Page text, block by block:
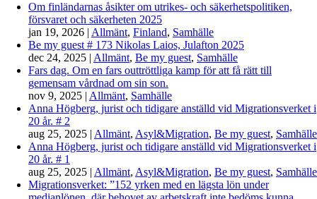
Om finländarnas åsikter om utrikes- och säkerhetspolitiken,
försvaret och säkerheten 2025
jan 19, 2026 | Allmänt, Finland, Samhälle
Be my guest # 173 Nikolas Laios, Julafton 2025
dec 24, 2025 | Allmänt, Be my guest, Samhälle
Fars dag. Om en fars outtröttliga kamp för att få rätt till
gemensam vårdnad om sin son.
nov 9, 2025 | Allmänt, Samhälle
Anna Högberg, jurist och tidigare anställd vid Migrationsverket i
20 år. # 2
aug 25, 2025 | Allmänt, Asyl&Migration, Be my guest, Samhälle
Anna Högberg, jurist och tidigare anställd vid Migrationsverket i
20 år. # 1
aug 25, 2025 | Allmänt, Asyl&Migration, Be my guest, Samhälle
Migrationsverket: ”152 yrken med en lägsta lön under